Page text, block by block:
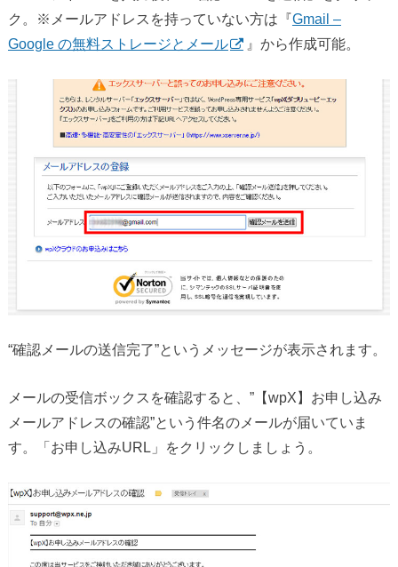
ク。※メールアドレスを持っていない方は『Gmail –
Google の無料ストレージとメール
』から作成可能。
“確認メールの送信完了”というメッセージが表示されます。
メールの受信ボックスを確認すると、”【wpX】お申し込み
メールアドレスの確認”という件名のメールが届いていま
す。「お申し込みURL」をクリックしましょう。